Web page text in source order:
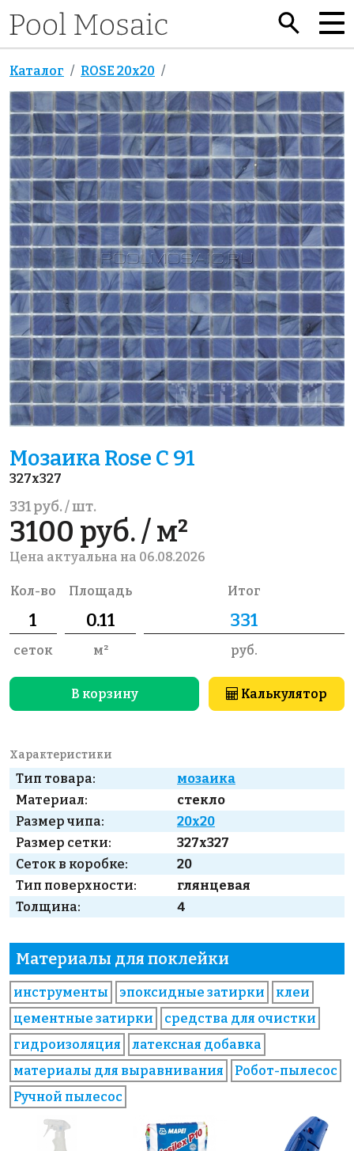
Каталог ROSE 20x20
Мозаика Rose C 91
327x327
331 руб. / шт.
3100 руб. / м²
Цена актуальна на 06.08.2026
Кол-во
сеток
Площадь
м²
Итог
руб.
В корзину Калькулятор
Характеристики
Тип товара:
мозаика
Материал:
стекло
Размер чипа:
20x20
Размер сетки:
327x327
Сеток в коробке:
20
Тип поверхности:
глянцевая
Толщина:
4
Материалы для поклейки
инструменты эпоксидные затирки
клеи
цементные затирки
средства для очистки
гидроизоляция
латексная добавка
материалы для выравнивания
Робот-пылесос
Ручной пылесос